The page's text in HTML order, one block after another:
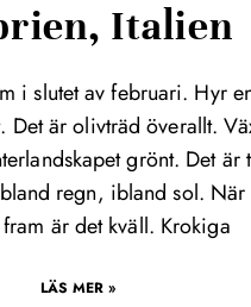
Italien
i slutet av februari. Hyr
Det är olivträd överallt.
grönt. Det är
regn, ibland sol. När
är det kväll. Krokiga
LÄS MER »